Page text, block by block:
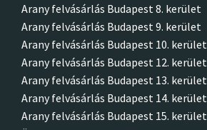
Arany felvásárlás Budapest 8. kerület
Arany felvásárlás Budapest 9. kerület
Arany felvásárlás Budapest 10. kerület
Arany felvásárlás Budapest 12. kerület
Arany felvásárlás Budapest 13. kerület
Arany felvásárlás Budapest 14. kerület
Arany felvásárlás Budapest 15. kerület